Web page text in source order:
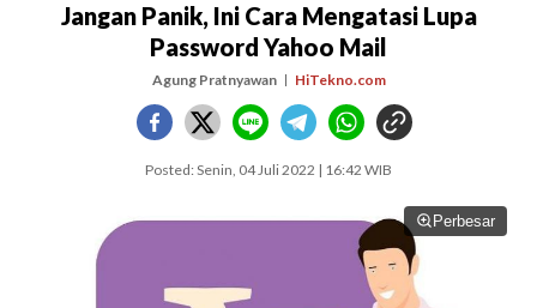
Jangan Panik, Ini Cara Mengatasi Lupa
Password Yahoo Mail
Agung Pratnyawan HiTekno.com
Posted: Senin, 04 Juli 2022 | 16:42 WIB
Perbesar